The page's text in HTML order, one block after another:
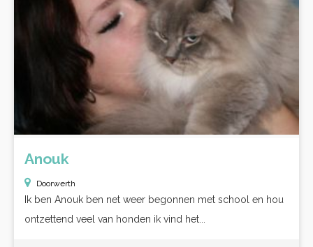
Anouk
Doorwerth
Ik ben Anouk ben net weer begonnen met school en hou
ontzettend veel van honden ik vind het...